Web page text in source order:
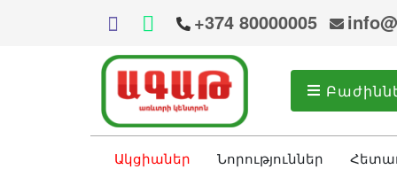
+374 80000005
Ակցիաներ Նորություններ